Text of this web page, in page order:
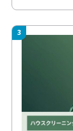
3